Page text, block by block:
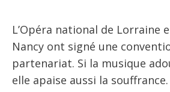
L’Opéra national de Lorraine
Nancy ont signé une
partenariat. Si la musique
elle apaise aussi la souffrance.